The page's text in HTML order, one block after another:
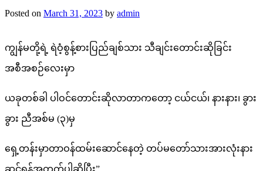
Posted on March 31, 2023 by admin
ကျွန်မတို့ရဲ့ ရဲဝံ့စွန့်စားပြည်ချစ်သား သီချင်းတောင်းဆိုခြင်း
အစီအစဉ်လေးမှာ
ယခုတစ်ခါ ပါဝင်တောင်းဆိုလာတာကတော့ ငယ်ငယ်၊ နားနား၊ ခွား
ခွား ညီအစ်မ (၃)မှ
ရှေ့တန်းမှာတာဝန်ထမ်းဆောင်နေတဲ့ တပ်မတော်သားအားလုံးနား
ဆင်ရန်အတွက်ပါဆိုပြီး”